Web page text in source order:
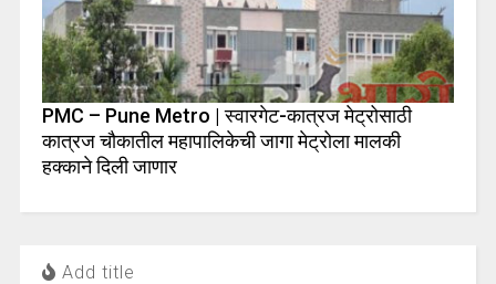
PMC – Pune Metro | स्वारगेट-कात्रज मेट्रोसाठी
कात्रज चौकातील महापालिकेची जागा मेट्रोला मालकी
हक्काने दिली जाणार
Add title